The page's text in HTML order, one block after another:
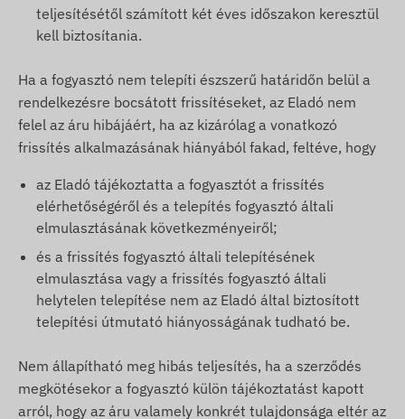
teljesítésétől számított két éves időszakon keresztül
kell biztosítania.
Ha a fogyasztó nem telepíti észszerű határidőn belül a
rendelkezésre bocsátott frissítéseket, az Eladó nem
felel az áru hibájáért, ha az kizárólag a vonatkozó
frissítés alkalmazásának hiányából fakad, feltéve, hogy
az Eladó tájékoztatta a fogyasztót a frissítés
elérhetőségéről és a telepítés fogyasztó általi
elmulasztásának következményeiről;
és a frissítés fogyasztó általi telepítésének
elmulasztása vagy a frissítés fogyasztó általi
helytelen telepítése nem az Eladó által biztosított
telepítési útmutató hiányosságának tudható be.
Nem állapítható meg hibás teljesítés, ha a szerződés
megkötésekor a fogyasztó külön tájékoztatást kapott
arról, hogy az áru valamely konkrét tulajdonsága eltér az